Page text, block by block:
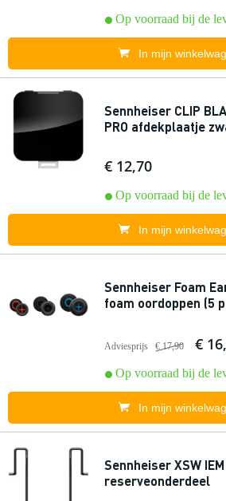
Op voorraad bij de
In mijn
Sennheiser CLIP
PRO afdekplaatje
€ 12,70
Op voorraad bij de
In mijn
Sennheiser Foam
foam oordoppen (5
Adviesprijs € 17,90 €
Op voorraad bij de
In mijn
Sennheiser XSW
reserveonderdeel